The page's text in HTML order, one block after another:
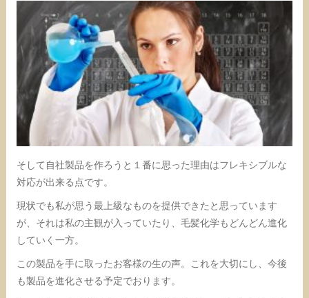
そして自社製品を作ろうと１番に思った理由はフレキシブルな
対応が出来る点です。
現状でも私が思う最上級なものを提供できたと思っています
が、それは私の主観が入っていたり、毛髪化学もどんどん進化
していく一方。
この製品を手に取ったお客様の生の声。これを大切にし、今後
も製品を進化させる予定でおります。